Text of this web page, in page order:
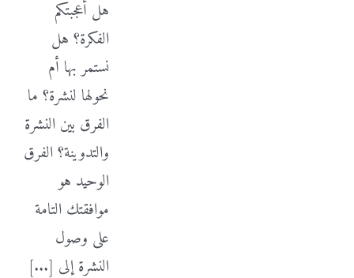
هل أعجبتكم
الفكرة؟ هل
نستمر بها أم
نحولها لنشرة؟ ما
الفرق بين النشرة
والتدوينة؟ الفرق
الوحيد هو
موافقتك التامة
على وصول
النشرة إلى [...]